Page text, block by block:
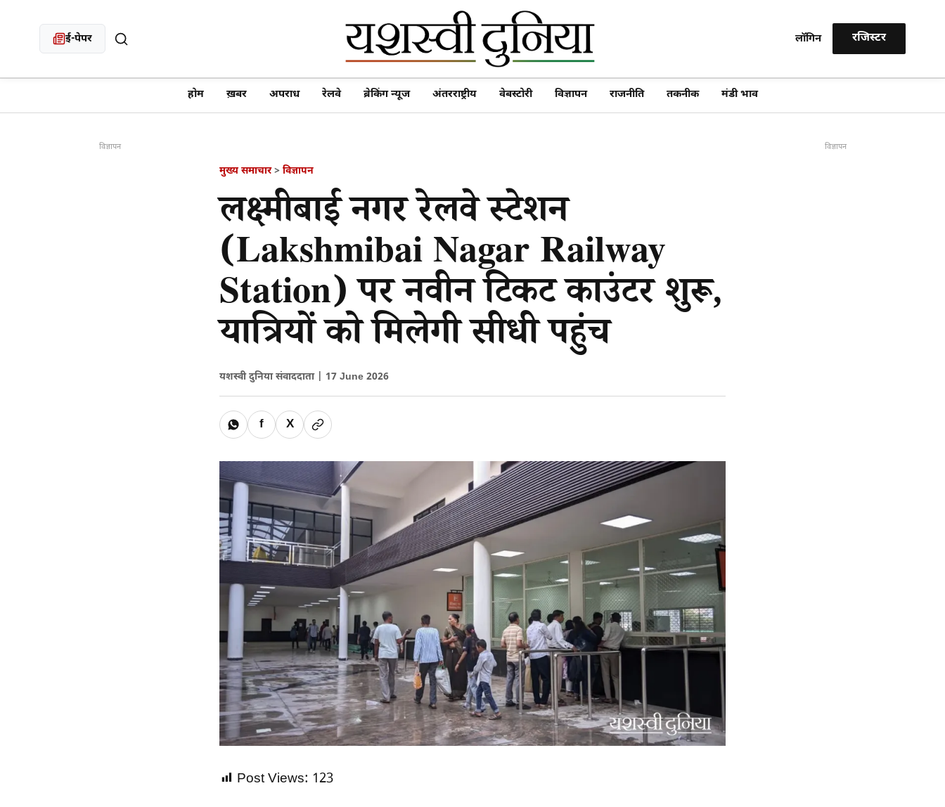
ई-पेपर लॉगिन रजिस्टर
होम ख़बर अपराध रेलवे ब्रेकिंग न्यूज अंतरराष्ट्रीय वेबस्टोरी विज्ञापन राजनीति तकनीक मंडी भाव
विज्ञापन
मुख्य समाचार> विज्ञापन
लक्ष्मीबाई नगर रेलवे स्टेशन
(Lakshmibai Nagar Railway
Station) पर नवीन टिकट काउंटर शुरू,
यात्रियों को मिलेगी सीधी पहुंच
यशस्वी दुनिया संवाददाता | 17 June 2026
f X
Post Views: 123
विज्ञापन